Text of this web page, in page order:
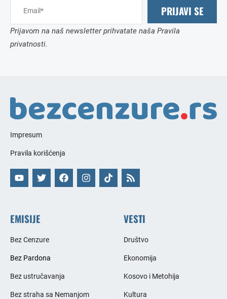
PRIJAVI SE
Prijavom na naš newsletter prihvatate naša Pravila
privatnosti.
Impresum
Pravila korišćenja
EMISIJE
Bez Cenzure
Bez Pardona
Bez ustručavanja
Bez straha sa Nemanjom
VESTI
Društvo
Ekonomija
Kosovo i Metohija
Kultura